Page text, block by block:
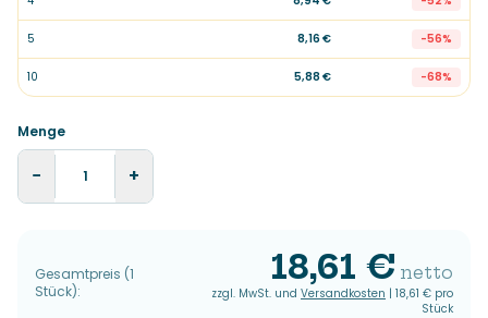
5 8,16 € -56%
10 5,88 € -68%
Menge
− +
Gesamtpreis (1
Stück):
18,61 € netto
zzgl. MwSt. und Versandkosten | 18,61 € pro
Stück